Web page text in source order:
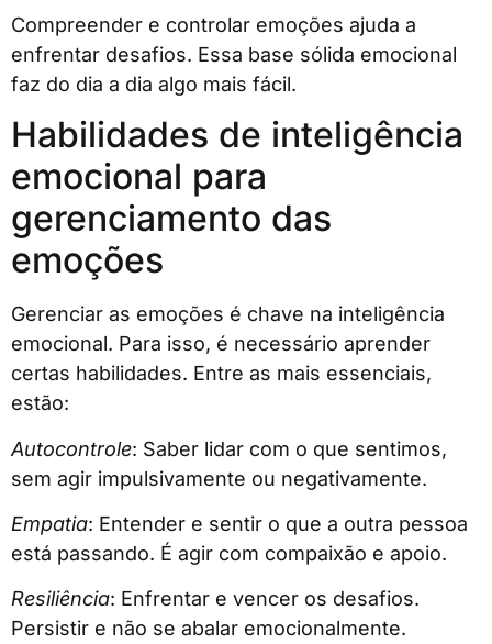
Compreender e controlar emoções ajuda a
enfrentar desafios. Essa base sólida emocional
faz do dia a dia algo mais fácil.
Habilidades de inteligência
emocional para
gerenciamento das
emoções
Gerenciar as emoções é chave na inteligência
emocional. Para isso, é necessário aprender
certas habilidades. Entre as mais essenciais,
estão:
Autocontrole: Saber lidar com o que sentimos,
sem agir impulsivamente ou negativamente.
Empatia: Entender e sentir o que a outra pessoa
está passando. É agir com compaixão e apoio.
Resiliência: Enfrentar e vencer os desafios.
Persistir e não se abalar emocionalmente.